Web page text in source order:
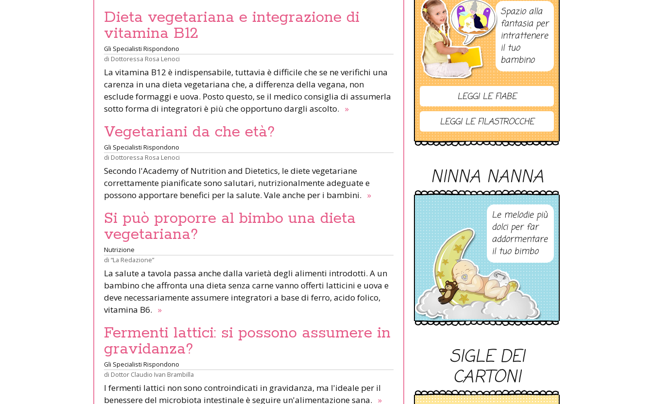
Dieta vegetariana e integrazione di
vitamina B12
Gli Specialisti Rispondono
di Dottoressa Rosa Lenoci
La vitamina B12 è indispensabile, tuttavia è difficile che se ne verifichi una
carenza in una dieta vegetariana che, a differenza della vegana, non
esclude formaggi e uova. Posto questo, se il medico consiglia di assumerla
sotto forma di integratori è più che opportuno dargli ascolto. »
Vegetariani da che età?
Gli Specialisti Rispondono
di Dottoressa Rosa Lenoci
Secondo l'Academy of Nutrition and Dietetics, le diete vegetariane
correttamente pianificate sono salutari, nutrizionalmente adeguate e
possono apportare benefici per la salute. Vale anche per i bambini. »
Si può proporre al bimbo una dieta
vegetariana?
Nutrizione
di “La Redazione”
La salute a tavola passa anche dalla varietà degli alimenti introdotti. A un
bambino che affronta una dieta senza carne vanno offerti latticini e uova e
deve necessariamente assumere integratori a base di ferro, acido folico,
vitamina B6. »
Fermenti lattici: si possono assumere in
gravidanza?
Gli Specialisti Rispondono
di Dottor Claudio Ivan Brambilla
I fermenti lattici non sono controindicati in gravidanza, ma l'ideale per il
benessere del microbiota intestinale è seguire un'alimentazione sana. »
Spazio alla
fantasia per
intrattenere
il tuo
bambino
LEGGI LE FIABE
LEGGI LE FILASTROCCHE
NINNA NANNA
Le melodie più
dolci per far
addormentare
il tuo bimbo
SIGLE DEI
CARTONI